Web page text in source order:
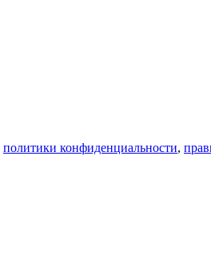
политики конфиденциальности,